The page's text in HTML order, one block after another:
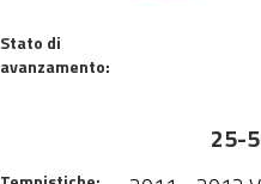
Stato di
avanzamento:
25-